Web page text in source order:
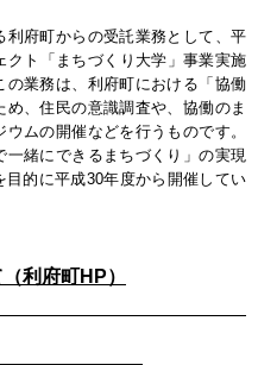
府町からの受託業務として、平
クト「まちづくり大学」事業実施
業務は、利府町における「協働
、住民の意識調査や、協働のま
ムの開催などを行うものです。
緒にできるまちづくり」の実現
的に平成30年度から開催してい
利府町HP）